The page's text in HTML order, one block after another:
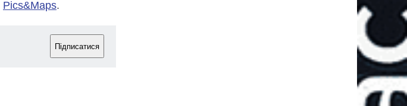
Pics&Maps.
Підписатися